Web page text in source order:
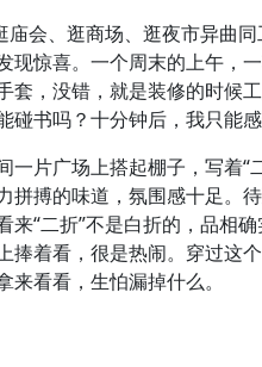
庙会、逛商场、逛夜市异
现惊喜。一个周末的上午，
套，没错，就是装修的时候
碰书吗？十分钟后，我只能感
一片广场上搭起棚子，写着
拼搏的味道，氛围感十足。
来“二折”不是白折的，品相
捧着看，很是热闹。穿过这
看看，生怕漏掉什么。